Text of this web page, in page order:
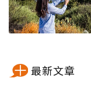
最新文章